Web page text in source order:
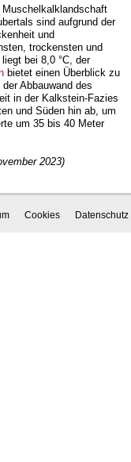
sind aufgrund der
und
trockensten und
bei 8,0 °C, der
bietet einen Überblick zu
Abbauwand des
in der Kalkstein-Fazies
und Süden hin ab, um
um 35 bis 40 Meter
2023)
Cookies Datenschutz